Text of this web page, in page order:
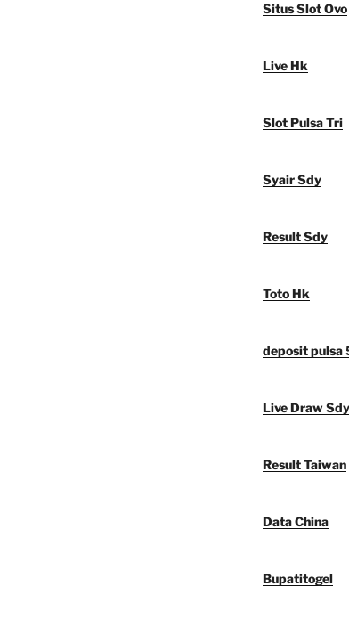
Situs Slot Ovo
Live Hk
Slot Pulsa Tri
Syair Sdy
Result Sdy
Toto Hk
deposit pulsa
Live Draw Sdy
Result Taiwan
Data China
Bupatitogel